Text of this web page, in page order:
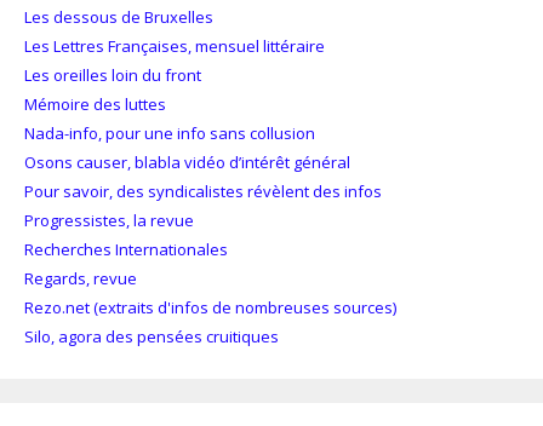
Les dessous de Bruxelles
Les Lettres Françaises, mensuel littéraire
Les oreilles loin du front
Mémoire des luttes
Nada-info, pour une info sans collusion
Osons causer, blabla vidéo d’intérêt général
Pour savoir, des syndicalistes révèlent des infos
Progressistes, la revue
Recherches Internationales
Regards, revue
Rezo.net (extraits d'infos de nombreuses sources)
Silo, agora des pensées cruitiques